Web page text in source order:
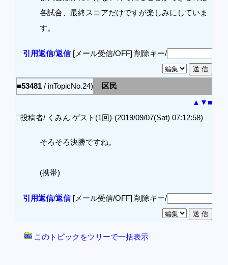
各試合、最終スコアだけですが楽しみにしていま
す。
引用返信/返信[メール受信/OFF] 削除キー/
■53481 / inTopicNo.24)
区民
▲ ▼■
□投稿者/ くみん ゲスト(1回)-(2019/09/07(Sat) 07:12:58)
そろそろ決勝ですね。
(携帯)
引用返信/返信[メール受信/OFF] 削除キー/
このトピックをツリーで一括表示